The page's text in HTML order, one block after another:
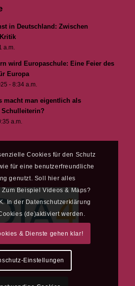
in Deutschland: Zwischen
a.m.
wird Europaschule: Eine Feier des
Europa
- 8:34 a.m.
macht man eigentlich als
Schulleiterin?
a.m.
Cookies für den Schutz
für eine benutzerfreundliche
genutzt. Soll hier alles
Beispiel Videos & Maps?
In der Datenschutzerklärung
(de)aktiviert werden.
& Dienste gehen klar!
Einstellungen